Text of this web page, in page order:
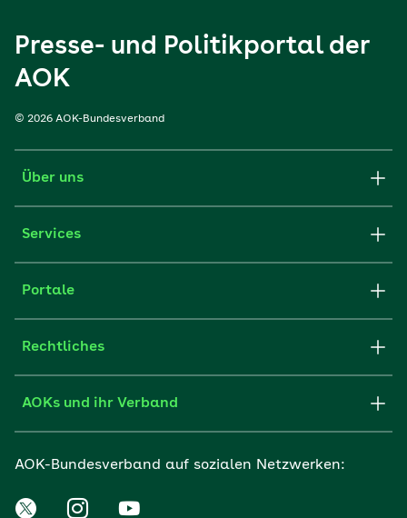
Presse- und Politikportal der
AOK
© 2026 AOK-Bundesverband
Über uns
Services
Portale
Rechtliches
AOKs und ihr Verband
AOK-Bundesverband auf sozialen Netzwerken: